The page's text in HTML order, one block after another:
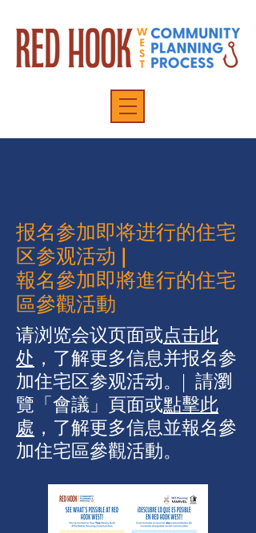
报名参加即将进行的住宅
区参观活动 |
報名參加即將進行的住宅
區參觀活動
请浏览会议页面或点击此
处 ，了解更多信息并报名参
加住宅区参观活动。| 請瀏
覽「會議」頁面或點擊此
處 ，了解更多信息並報名參
加住宅區參觀活動。